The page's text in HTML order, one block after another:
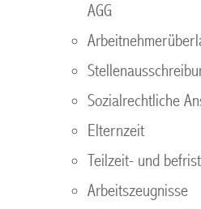
AGG
Sozialrechtliche
Elternzeit
Teilzeit- und
Arbeitszeugnisse